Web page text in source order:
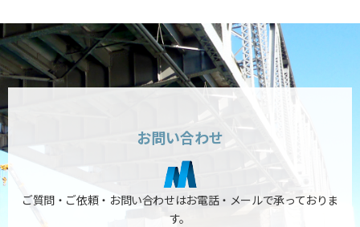
お問い合わせ
ご質問・ご依頼・お問い合わせはお電話・メールで承っておりま
す。